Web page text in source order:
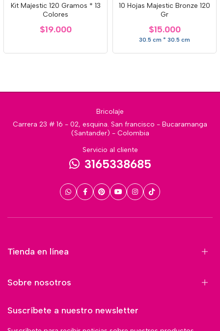
Kit Majestic 120 Gramos * 13
Colores
$19.000
10 Hojas Majestic Bronze 120
Gr
$15.000
30.5 cm * 30.5 cm
Bricolaje
Carrera 23 # 16 - 02, esquina. San francisco - Bucaramanga
(Santander) - Colombia
Servicio al cliente
3165338685
Tienda en línea
Sobre nosotros
Suscríbete a nuestro newsletter